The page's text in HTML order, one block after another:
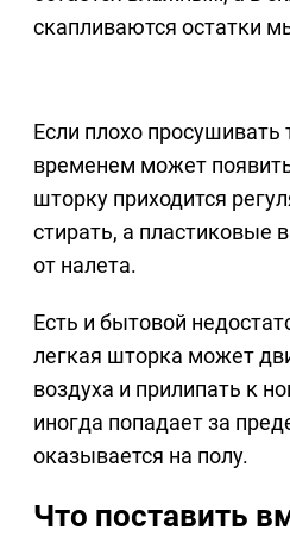
скапливаются остатки
Если плохо просушивать
временем может
шторку приходится
стирать, а пластиковые
от налета.
Есть и бытовой
легкая шторка может
воздуха и прилипать к
иногда попадает за
оказывается на полу.
Что поставить